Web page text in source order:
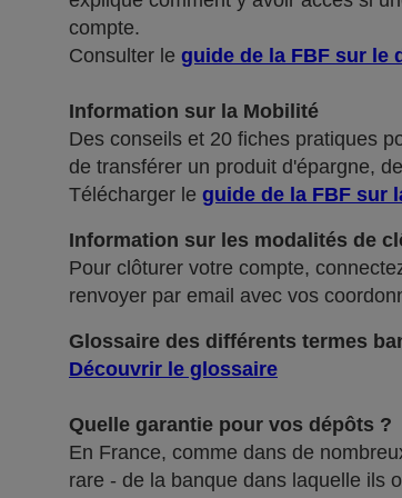
compte.
Consulter le guide de la FBF sur le
Information sur la Mobilité
Des conseils et 20 fiches pratiques
de transférer un produit d'épargne,
Télécharger le guide de la FBF sur
Information sur les modalités de
Pour clôturer votre compte,
renvoyer par email avec vos
Glossaire des différents termes
Découvrir le glossaire
Quelle garantie pour vos dépôts ?
En France, comme dans de
rare - de la banque dans laquelle ils